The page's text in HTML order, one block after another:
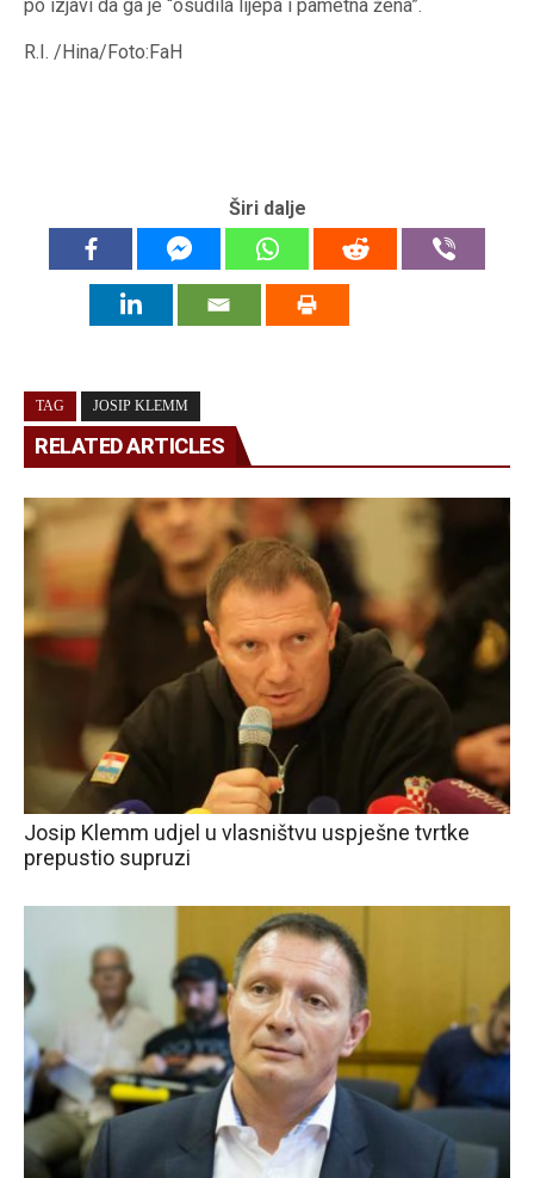
po izjavi da ga je “osudila lijepa i pametna žena”.
R.I. /Hina/Foto:FaH
Širi dalje
TAG JOSIP KLEMM
RELATED ARTICLES
Josip Klemm udjel u vlasništvu uspješne tvrtke
prepustio supruzi